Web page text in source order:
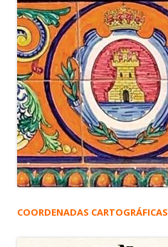
COORDENADAS CARTOGRÁFICAS